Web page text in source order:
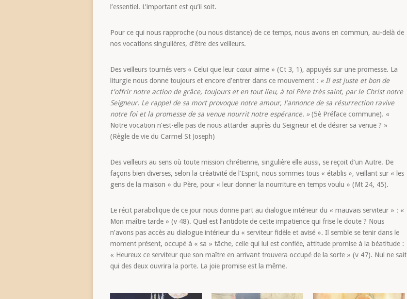
l’essentiel. L’important est qu’il soit.
Pour ce qui nous rapproche (ou nous distance) de ce temps, nous avons en commun, au-delà de
nos vocations singulières, d’être des veilleurs.
Des veilleurs tournés vers « Celui que leur cœur aime » (Ct 3, 1), appuyés sur une promesse. La
liturgie nous donne toujours et encore d’entrer dans ce mouvement : « Il est juste et bon de
t’offrir notre action de grâce, toujours et en tout lieu, à toi Père très saint, par le Christ notre
Seigneur. Le rappel de sa mort provoque notre amour, l’annonce de sa résurrection ravive
notre foi et la promesse de sa venue nourrit notre espérance. »(5è Préface commune). «
Notre vocation n’est-elle pas de nous attarder auprès du Seigneur et de désirer sa venue ? »
(Règle de vie du Carmel St Joseph)
Des veilleurs au sens où toute mission chrétienne, singulière elle aussi, se reçoit d’un Autre. De
façons bien diverses, selon la créativité de l’Esprit, nous sommes tous « établis », veillant sur « les
gens de la maison » du Père, pour « leur donner la nourriture en temps voulu » (Mt 24, 45).
Le récit parabolique de ce jour nous donne part au dialogue intérieur du « mauvais serviteur » : «
Mon maître tarde » (v 48). Quel est l’antidote de cette impatience qui frise le doute ? Nous
n’avons pas accès au dialogue intérieur du « serviteur fidèle et avisé ». Il semble se tenir dans le
moment présent, occupé à « sa » tâche, celle qui lui est confiée, attitude promise à la béatitude :
« Heureux ce serviteur que son maître en arrivant trouvera occupé de la sorte » (v 47). Nul ne sait
qui des deux ouvrira la porte. La joie promise est la même.